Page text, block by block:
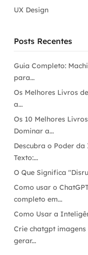
UX Design
Posts Recentes
Guia Completo:
para...
Os Melhores Livros
a...
Os 10 Melhores
Dominar a...
Descubra o Poder
Texto:...
O Que Significa
Como usar o
completo em...
Como Usar a
Crie chatgpt
gerar...